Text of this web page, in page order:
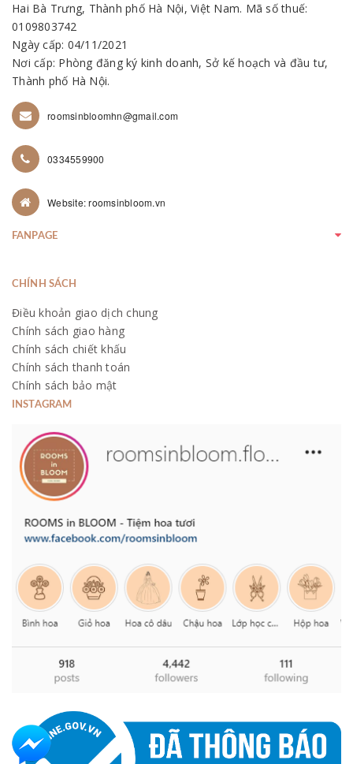
Hai Bà Trưng, Thành phố Hà Nội, Việt Nam. Mã số thuế:
0109803742
Ngày cấp: 04/11/2021
Nơi cấp: Phòng đăng ký kinh doanh, Sở kế hoạch và đầu tư,
Thành phố Hà Nội.
roomsinbloomhn@gmail.com
0334559900
Website: roomsinbloom.vn
FANPAGE
CHÍNH SÁCH
Điều khoản giao dịch chung
Chính sách giao hàng
Chính sách chiết khấu
Chính sách thanh toán
Chính sách bảo mật
INSTAGRAM